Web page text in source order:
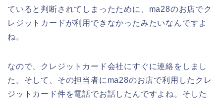
ていると判断されてしまったために、ma28のお店でク
レジットカードが利用できなかったみたいなんですよ
ね。
なので、クレジットカード会社にすぐに連絡をしまし
た。そして、その担当者にma28のお店で利用したクレ
ジットカード件を電話でお話したんですよね。そした